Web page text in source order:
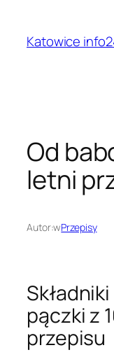
treściKatowice
Od
letni
Autor:wPrzepisy
pączki z
przepisu